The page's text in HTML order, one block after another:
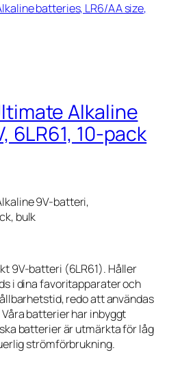
batteries, LR6/AA size,
Alkaline
6LR61, 10-pack
9V-batteri,
bulk
9V-batteri (6LR61). Håller
i dina favoritapparater och
redo att användas
batterier har inbyggt
batterier är utmärkta för låg
strömförbrukning.